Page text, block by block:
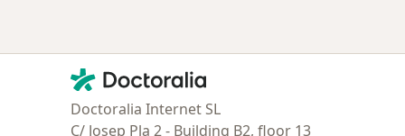
Contacto
Doctoralia - Página de inicio
Doctoralia Internet SL
C/ Josep Pla 2 - Building B2, floor 13